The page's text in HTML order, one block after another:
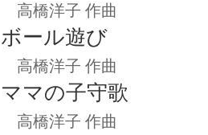
高橋洋子 作曲
ボール遊び
高橋洋子 作曲
ママの子守歌
高橋洋子 作曲